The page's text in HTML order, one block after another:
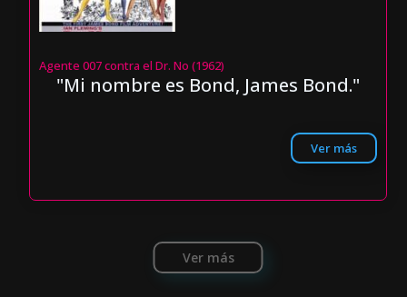
Agente 007 contra el Dr. No (1962)
"Mi nombre es Bond, James Bond."
Ver más
Ver más